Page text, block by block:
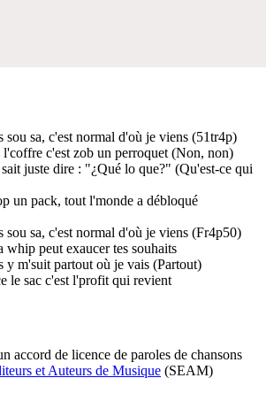
sou sa, c'est normal d'où je viens (51tr4p)
l'coffre c'est zob un perroquet (Non, non)
juste dire : "¿Qué lo que?" (Qu'est-ce qui
un pack, tout l'monde a débloqué
sou sa, c'est normal d'où je viens (Fr4p50)
peut exaucer tes souhaits
y m'suit partout où je vais (Partout)
le sac c'est l'profit qui revient
accord de licence de paroles de chansons
et Auteurs de Musique (SEAM)